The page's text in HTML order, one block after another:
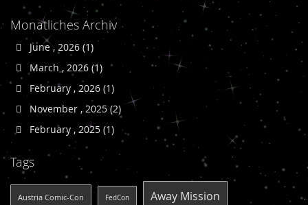
Monatliches Archiv
June , 2026 (1)
March , 2026 (1)
February , 2026 (1)
November , 2025 (2)
February , 2025 (1)
Tags
Austria Comic-Con FedCon Away Mission